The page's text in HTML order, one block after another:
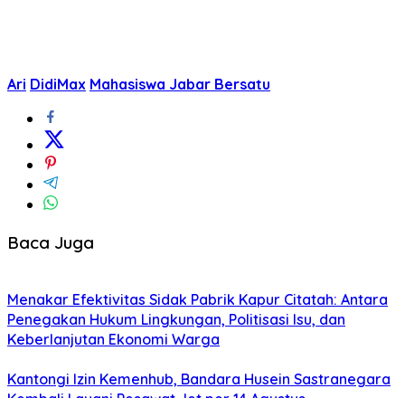
Ari DidiMax Mahasiswa Jabar Bersatu
Baca Juga
Menakar Efektivitas Sidak Pabrik Kapur Citatah: Antara
Penegakan Hukum Lingkungan, Politisasi Isu, dan
Keberlanjutan Ekonomi Warga
Kantongi Izin Kemenhub, Bandara Husein Sastranegara